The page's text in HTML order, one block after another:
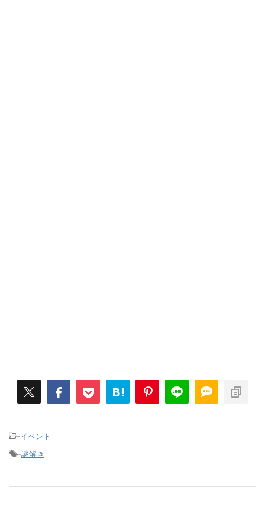
-イベント
-謎解き